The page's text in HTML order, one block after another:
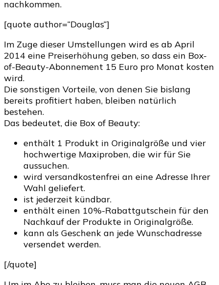
nachkommen.
[quote author=“Douglas“]
Im Zuge dieser Umstellungen wird es ab April
2014 eine Preiserhöhung geben, so dass ein Box-
of-Beauty-Abonnement 15 Euro pro Monat kosten
wird.
Die sonstigen Vorteile, von denen Sie bislang
bereits profitiert haben, bleiben natürlich
bestehen.
Das bedeutet, die Box of Beauty:
enthält 1 Produkt in Originalgröße und vier
hochwertige Maxiproben, die wir für Sie
aussuchen.
wird versandkostenfrei an eine Adresse Ihrer
Wahl geliefert.
ist jederzeit kündbar.
enthält einen 10%-Rabattgutschein für den
Nachkauf der Produkte in Originalgröße.
kann als Geschenk an jede Wunschadresse
versendet werden.
[/quote]